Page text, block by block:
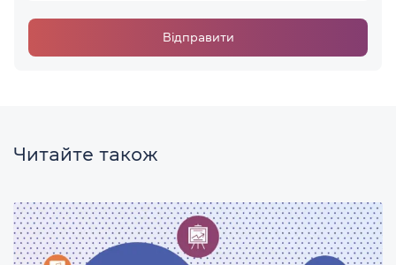
Відправити
Читайте також